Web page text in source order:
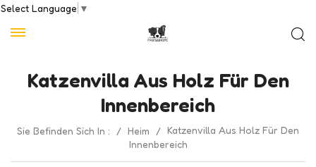
Select Language ▼
Katzenvilla Aus Holz Für Den
Innenbereich
Sie Befinden Sich In : / Heim / Katzenvilla Aus Holz Für Den
Innenbereich